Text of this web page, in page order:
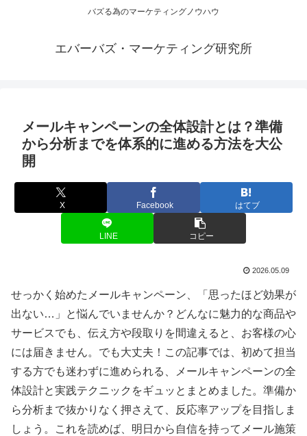
バズる為のマーケティングノウハウ
エバーバズ・マーケティング研究所
メールキャンペーンの全体設計とは？準備
から分析までを体系的に進める方法を大公
開
X Facebook はてブ
LINE コピー
2026.05.09
せっかく始めたメールキャンペーン、「思ったほど効果が
出ない…」と悩んでいませんか？どんなに魅力的な商品や
サービスでも、伝え方や段取りを間違えると、お客様の心
には届きません。でも大丈夫！この記事では、初めて担当
する方でも迷わずに進められる、メールキャンペーンの全
体設計と実践テクニックをギュッとまとめました。準備か
ら分析まで抜かりなく押さえて、反応率アップを目指しま
しょう。これを読めば、明日から自信を持ってメール施策